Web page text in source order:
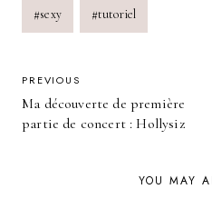
#sexy #tutoriel
POST
NAVIGATION
PREVIOUS
Ma découverte de première
partie de concert : Hollysiz
YOU MAY